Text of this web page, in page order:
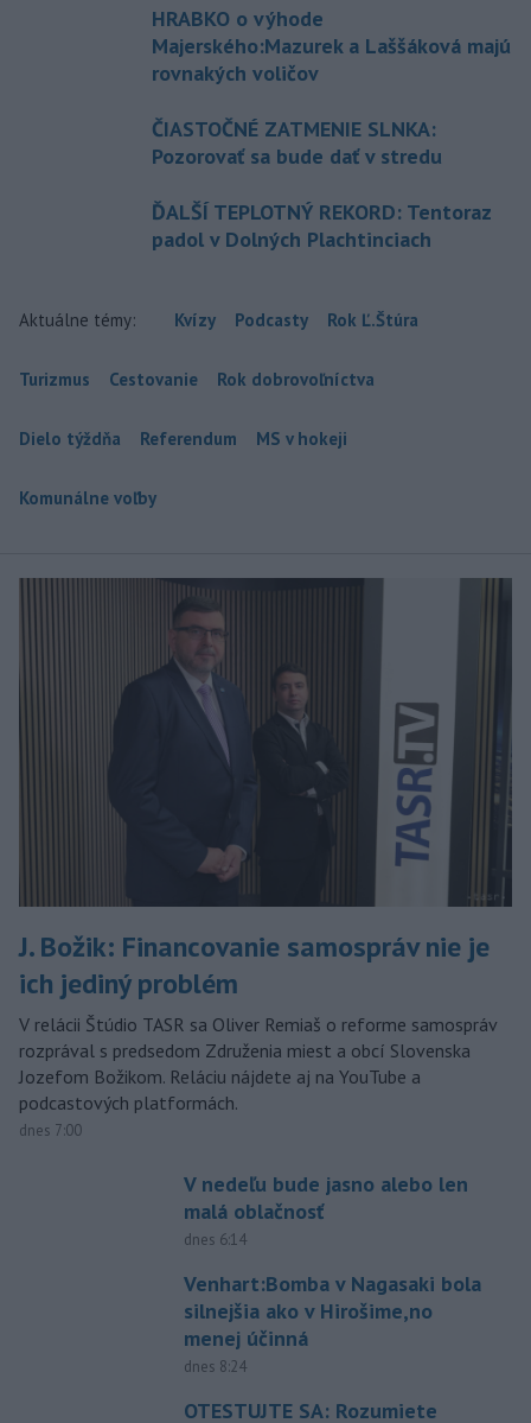
HRABKO o výhode
Majerského:Mazurek a Laššáková majú
rovnakých voličov
ČIASTOČNÉ ZATMENIE SLNKA:
Pozorovať sa bude dať v stredu
ĎALŠÍ TEPLOTNÝ REKORD: Tentoraz
padol v Dolných Plachtinciach
Aktuálne témy: Kvízy Podcasty Rok Ľ.Štúra
Turizmus Cestovanie Rok dobrovoľníctva
Dielo týždňa Referendum MS v hokeji
Komunálne voľby
J. Božik: Financovanie samospráv nie je
ich jediný problém
V relácii Štúdio TASR sa Oliver Remiaš o reforme samospráv
rozprával s predsedom Združenia miest a obcí Slovenska
Jozefom Božikom. Reláciu nájdete aj na YouTube a
podcastových platformách.
dnes 7:00
V nedeľu bude jasno alebo len
malá oblačnosť
dnes 6:14
Venhart:Bomba v Nagasaki bola
silnejšia ako v Hirošime,no
menej účinná
dnes 8:24
OTESTUJTE SA: Rozumiete